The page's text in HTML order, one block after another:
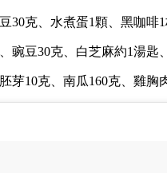
30克、水煮蛋1顆、黑咖啡
豌豆30克、白芝麻約1湯匙
芽10克、南瓜160克、雞胸